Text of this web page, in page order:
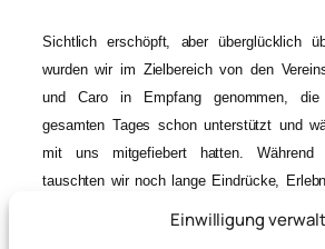
Einwilligung
Sichtlich erschöpft, aber überglücklich
wurden wir im Zielbereich von den
und Caro in Empfang genommen,
gesamten Tages schon unterstützt und
mit uns mitgefiebert hatten. Während
tauschten wir noch lange Eindrücke,